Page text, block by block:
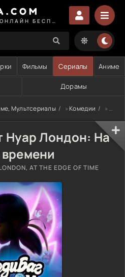
Фильмы Сериалы Аниме
Дорамы
Мультсериалы »Комедии » Леди Баг и Кот Нуар Лондон: На краю времени
Нуар Лондон: На
AT THE EDGE OF TIME